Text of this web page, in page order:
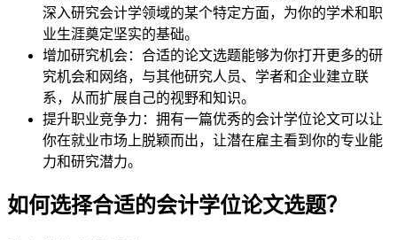
深入研究会计学领域的某个特定方面，为你的学术和职
业生涯奠定坚实的基础。
增加研究机会：合适的论文选题能够为你打开更多的研
究机会和网络，与其他研究人员、学者和企业建立联
系，从而扩展自己的视野和知识。
提升职业竞争力：拥有一篇优秀的会计学位论文可以让
你在就业市场上脱颖而出，让潜在雇主看到你的专业能
力和研究潜力。
如何选择合适的会计学位论文选题？